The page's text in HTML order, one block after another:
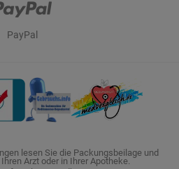
PayPal
lesen Sie die Packungsbeilage und
Arzt oder in Ihrer Apotheke.